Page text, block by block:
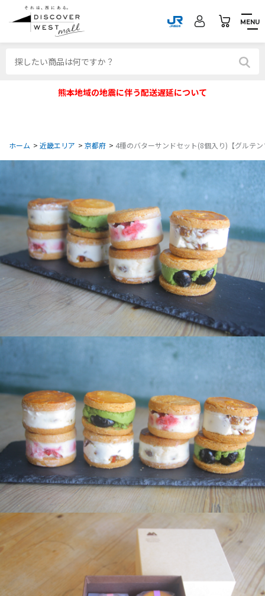
MENU
熊本地域の地震に伴う配送遅延について
ホーム > 近畿エリア > 京都府 > 4種のバターサンドセット(8個入り)【グルテ